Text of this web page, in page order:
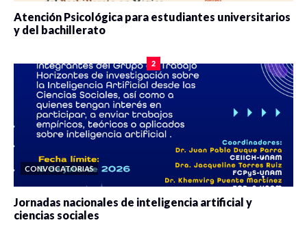
Atención Psicológica para estudiantes universitarios
y del bachillerato
2
CONVOCATORIAS
Jornadas nacionales de inteligencia artificial y
ciencias sociales